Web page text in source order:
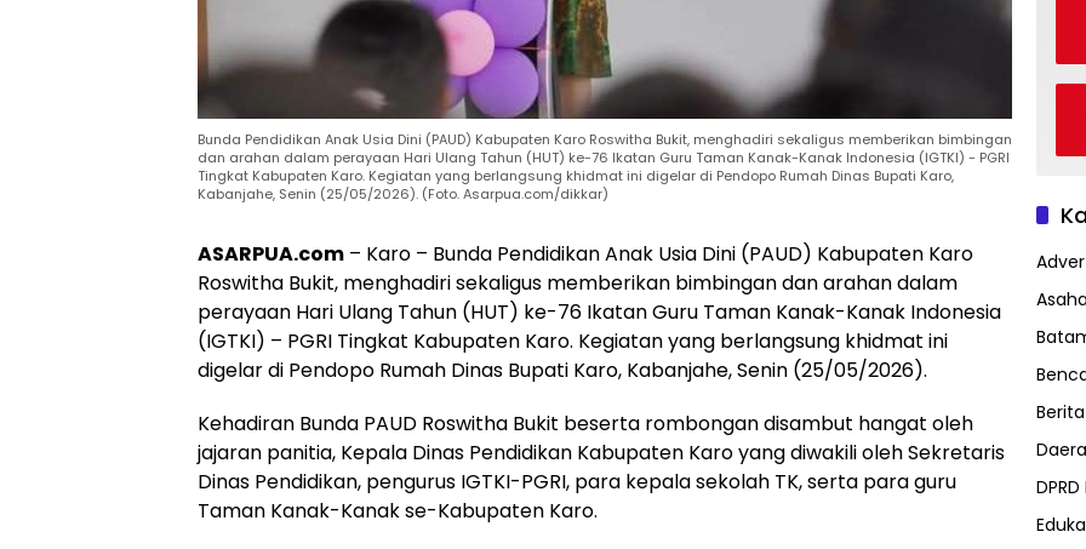
Bunda Pendidikan Anak Usia Dini (PAUD) Kabupaten Karo Roswitha Bukit, menghadiri sekaligus memberikan bimbingan
dan arahan dalam perayaan Hari Ulang Tahun (HUT) ke-76 Ikatan Guru Taman Kanak-Kanak Indonesia (IGTKI) - PGRI
Tingkat Kabupaten Karo. Kegiatan yang berlangsung khidmat ini digelar di Pendopo Rumah Dinas Bupati Karo,
Kabanjahe, Senin (25/05/2026). (Foto. Asarpua.com/dikkar)
ASARPUA.com – Karo – Bunda Pendidikan Anak Usia Dini (PAUD) Kabupaten Karo
Roswitha Bukit, menghadiri sekaligus memberikan bimbingan dan arahan dalam
perayaan Hari Ulang Tahun (HUT) ke-76 Ikatan Guru Taman Kanak-Kanak Indonesia
(IGTKI) – PGRI Tingkat Kabupaten Karo. Kegiatan yang berlangsung khidmat ini
digelar di Pendopo Rumah Dinas Bupati Karo, Kabanjahe, Senin (25/05/2026).
Kehadiran Bunda PAUD Roswitha Bukit beserta rombongan disambut hangat oleh
jajaran panitia, Kepala Dinas Pendidikan Kabupaten Karo yang diwakili oleh Sekretaris
Dinas Pendidikan, pengurus IGTKI-PGRI, para kepala sekolah TK, serta para guru
Taman Kanak-Kanak se-Kabupaten Karo.
Berita